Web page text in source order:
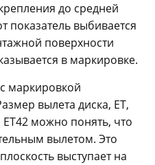
до средней
показатель выбивается
поверхности
в маркировке.
маркировкой
вылета диска, ET,
можно понять, что
вылетом. Это
выступает на